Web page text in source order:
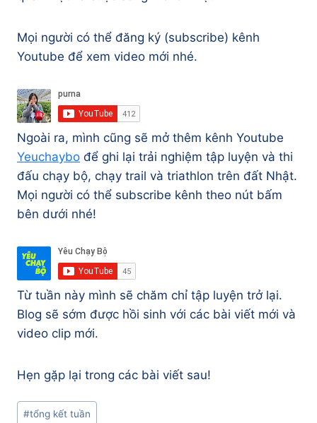
Mọi người có thể đăng ký (subscribe) kênh
Youtube để xem video mới nhé.
Ngoài ra, mình cũng sẽ mở thêm kênh Youtube
Yeuchaybo để ghi lại trải nghiệm tập luyện và thi
đấu chạy bộ, chạy trail và triathlon trên đất Nhật.
Mọi người có thể subscribe kênh theo nút bấm
bên dưới nhé!
Từ tuần này mình sẽ chăm chỉ tập luyện trở lại.
Blog sẽ sớm được hồi sinh với các bài viết mới và
video clip mới.
Hẹn gặp lại trong các bài viết sau!
Post
#tổng kết tuần